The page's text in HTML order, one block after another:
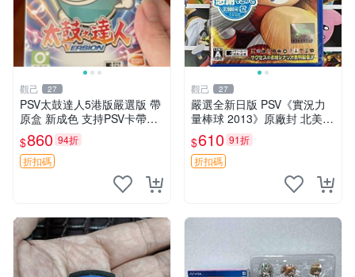
觀己 27
PSV太鼓達人5港版嚴選版 帶
原盒 新成色 支持PSV卡帶無
損讀取 中文遊戲 VOCALOID
曲目豐富 玩法多樣 太鼓達人
PSV 港版 5代 電腦
$860 94折
折扣碼
觀己 27
嚴選全新日版 PSV《實況力
量棒球 2013》原廠封 北美未
開箱 實況 力量 棒球
$610 91折
折扣碼